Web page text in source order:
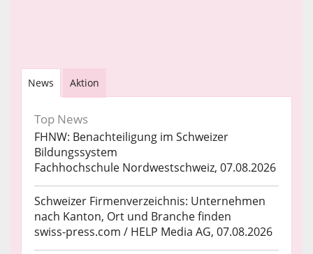
News Aktion
Top News
FHNW: Benachteiligung im Schweizer
Bildungssystem
Fachhochschule Nordwestschweiz, 07.08.2026
Schweizer Firmenverzeichnis: Unternehmen
nach Kanton, Ort und Branche finden
swiss-press.com / HELP Media AG, 07.08.2026